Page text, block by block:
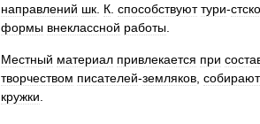
направлений шк К способствуют тури-стско
формы внеклассной работы
Местный материал привлекается при
творчеством писателей-земляков собирают
кружки